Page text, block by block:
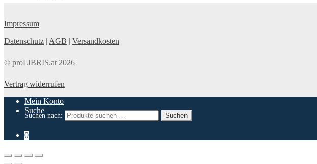
Impressum
Datenschutz | AGB | Versandkosten
© proLIBRIS.at 2026
Vertrag widerrufen
Mein Konto
Suche
Suchen nach: Suchen
0